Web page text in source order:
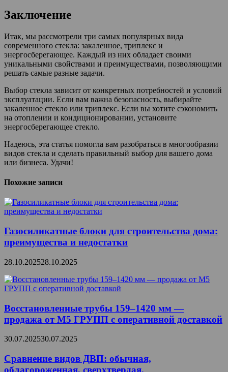
Заключение
Итак, мы рассмотрели три самых популярных вида
современного стекла: закаленное, триплекс и
энергосберегающее. Каждый из них обладает своими
уникальными свойствами и преимуществами, позволяющими
решать самые разные задачи.
Выбор стекла зависит от конкретных потребностей и условий
эксплуатации. Если вам важна безопасность, выбирайте
закаленное стекло или триплекс. Если вы хотите сэкономить
на отоплении и кондиционировании, установите
энергосберегающее стекло.
Надеюсь, эта статья помогла вам разобраться в многообразии
видов стекла и сделать правильный выбор для вашего дома
или бизнеса. Удачи!
Похожие записи
Газосиликатные блоки для строительства дома:
преимущества и недостатки
28.10.202528.10.2025
Восстановленные трубы 159–1420 мм —
продажа от М5 ГРУПП с оперативной доставкой
30.07.202530.07.2025
Сравнение видов ДВП: обычная,
облагороженная, сверхтвердая.